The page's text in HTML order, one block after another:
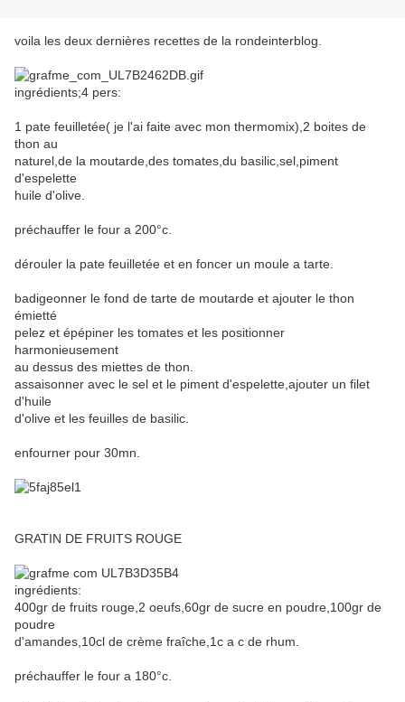
voila les deux dernières recettes de la rondeinterblog.
ingrédients;4 pers:
1 pate feuilletée( je l'ai faite avec mon thermomix),2 boites de
thon au
naturel,de la moutarde,des tomates,du basilic,sel,piment
d'espelette
huile d'olive.
préchauffer le four a 200°c.
dérouler la pate feuilletée et en foncer un moule a tarte.
badigeonner le fond de tarte de moutarde et ajouter le thon
émietté
pelez et épépiner les tomates et les positionner
harmonieusement
au dessus des miettes de thon.
assaisonner avec le sel et le piment d'espelette,ajouter un filet
d'huile
d'olive et les feuilles de basilic.
enfourner pour 30mn.
GRATIN DE FRUITS ROUGE
ingrédients:
400gr de fruits rouge,2 oeufs,60gr de sucre en poudre,100gr de
poudre
d'amandes,10cl de crème fraîche,1c a c de rhum.
préchauffer le four a 180°c.